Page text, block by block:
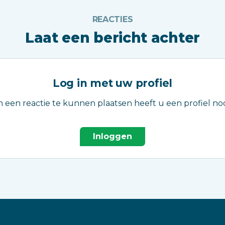
REACTIES
Laat een bericht achter
Log in met uw profiel
een reactie te kunnen plaatsen heeft u een profiel
Inloggen